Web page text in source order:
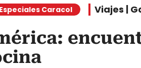
Especiales Caracol Viajes |